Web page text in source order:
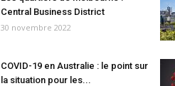
Central Business District
30 novembre 2022
COVID-19 en Australie : le point sur
la situation pour les...